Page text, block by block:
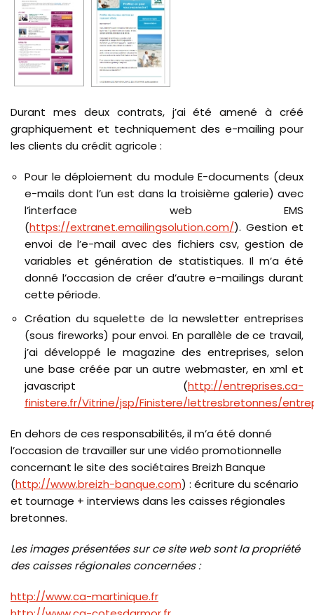
Durant mes deux contrats, j’ai été amené à créé
graphiquement et techniquement des e-mailing pour
les clients du crédit agricole :
Pour le déploiement du module E-documents (deux
e-mails dont l’un est dans la troisième galerie) avec
l’interface web EMS
(https://extranet.emailingsolution.com/). Gestion et
envoi de l’e-mail avec des fichiers csv, gestion de
variables et génération de statistiques. Il m’a été
donné l’occasion de créer d’autre e-mailings durant
cette période.
Création du squelette de la newsletter entreprises
(sous fireworks) pour envoi. En parallèle de ce travail,
j’ai développé le magazine des entreprises, selon
une base créée par un autre webmaster, en xml et
javascript (http://entreprises.ca-
finistere.fr/Vitrine/jsp/Finistere/lettresbretonnes/
En dehors de ces responsabilités, il m’a été donné
l’occasion de travailler sur une vidéo promotionnelle
concernant le site des sociétaires Breizh Banque
(http://www.breizh-banque.com) : écriture du scénario
et tournage + interviews dans les caisses régionales
bretonnes.
Les images présentées sur ce site web sont la propriété
des caisses régionales concernées :
http://www.ca-martinique.fr